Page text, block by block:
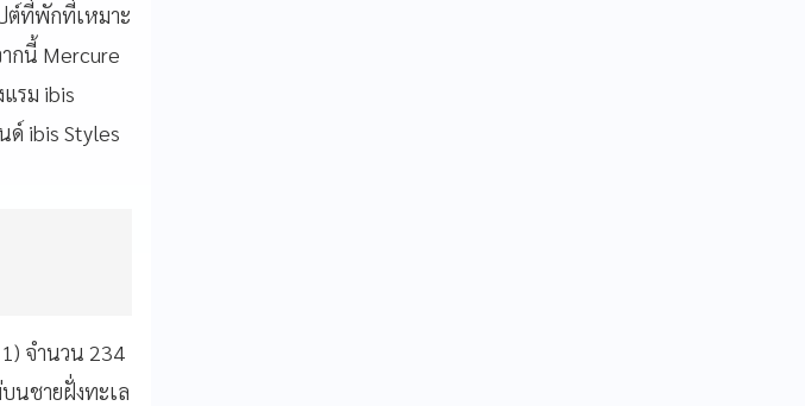
ต์ที่พักที่เหมาะ
กนี้ Mercure
รม ibis
ด์ ibis Styles
จำนวน 234
นชายฝั่งทะเล